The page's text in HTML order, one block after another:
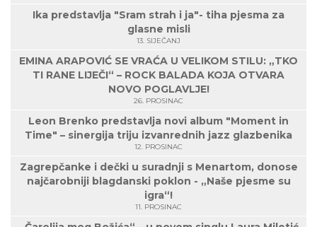
Ika predstavlja "Sram strah i ja"- tiha pjesma za
glasne misli
13. SIJEČANJ
EMINA ARAPOVIĆ SE VRAĆA U VELIKOM STILU: „TKO
TI RANE LIJEČI“ – ROCK BALADA KOJA OTVARA
NOVO POGLAVLJE!
26. PROSINAC
Leon Brenko predstavlja novi album "Moment in
Time" – sinergija triju izvanrednih jazz glazbenika
12. PROSINAC
Zagrepčanke i dečki u suradnji s Menartom, donose
najčarobniji blagdanski poklon - „Naše pjesme su
igra“!
11. PROSINAC